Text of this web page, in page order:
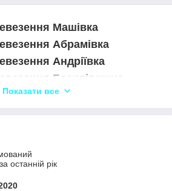
Машівка
Абрамівка
Андріївка
Базилівщина
Богданівка
Вовча Балка
Григорівка
Дмитрівка
Показати все
останній рік